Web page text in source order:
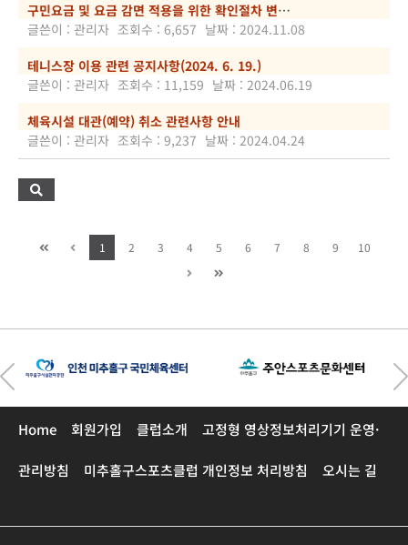
구민요금 및 요금 감면 적용을 위한 확인절차 변경 안내
글쓴이 : 관리자 조회수 : 6,657 날짜 : 2024.11.08
테니스장 이용 관련 공지사항(2024. 6. 19.)
글쓴이 : 관리자 조회수 : 11,159 날짜 : 2024.06.19
체육시설 대관(예약) 취소 관련사항 안내
글쓴이 : 관리자 조회수 : 9,237 날짜 : 2024.04.24
1 2 3 4 5 6 7 8 9 10
Home 회원가입 클럽소개 고정형 영상정보처리기기 운영·
관리방침 미추홀구스포츠클럽 개인정보 처리방침 오시는 길